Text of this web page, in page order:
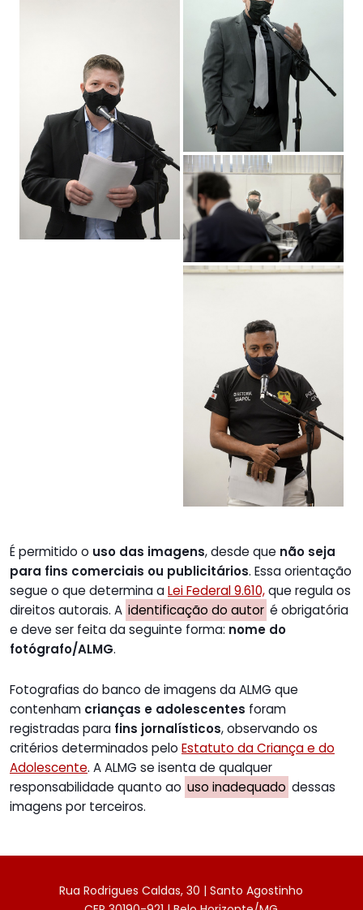
É permitido o uso das imagens, desde que não seja
para fins comerciais ou publicitários. Essa orientação
segue o que determina aLei Federal 9.610,que regula os
direitos autorais. A identificação do autor é obrigatória
e deve ser feita da seguinte forma: nome do
fotógrafo/ALMG.
Fotografias do banco de imagens da ALMG que
contenham crianças e adolescentes foram
registradas para fins jornalísticos, observando os
critérios determinados pelo Estatuto da Criança e do
Adolescente. A ALMG se isenta de qualquer
responsabilidade quanto ao uso inadequado dessas
imagens por terceiros.
Rua Rodrigues Caldas, 30 | Santo Agostinho